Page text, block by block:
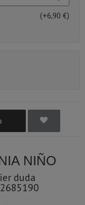
(+6,90 €)
NIÑO
duda